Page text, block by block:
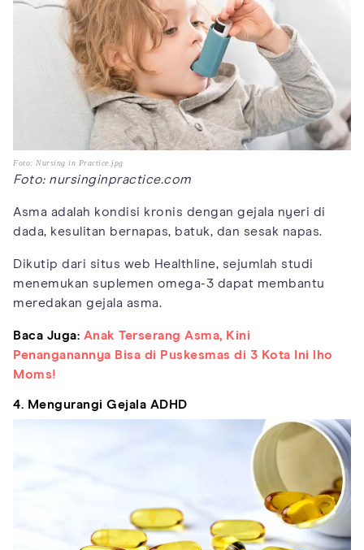
Foto: Nursing in Practice.jpg
Foto: nursinginpractice.com
Asma adalah kondisi kronis dengan gejala nyeri di
dada, kesulitan bernapas, batuk, dan sesak napas.
Dikutip dari situs web Healthline, sejumlah studi
menemukan suplemen omega-3 dapat membantu
meredakan gejala asma.
Baca Juga: Anak Terserang Asma, Kini
Penanganannya Bisa di Puskesmas di 3 Kota Ini lho
Moms!
4. Mengurangi Gejala ADHD